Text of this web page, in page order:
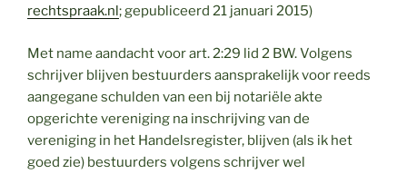
rechtspraak.nl; gepubliceerd 21 januari 2015)
Met name aandacht voor art. 2:29 lid 2 BW. Volgens
schrijver blijven bestuurders aansprakelijk voor reeds
aangegane schulden van een bij notariële akte
opgerichte vereniging na inschrijving van de
vereniging in het Handelsregister, blijven (als ik het
goed zie) bestuurders volgens schrijver wel